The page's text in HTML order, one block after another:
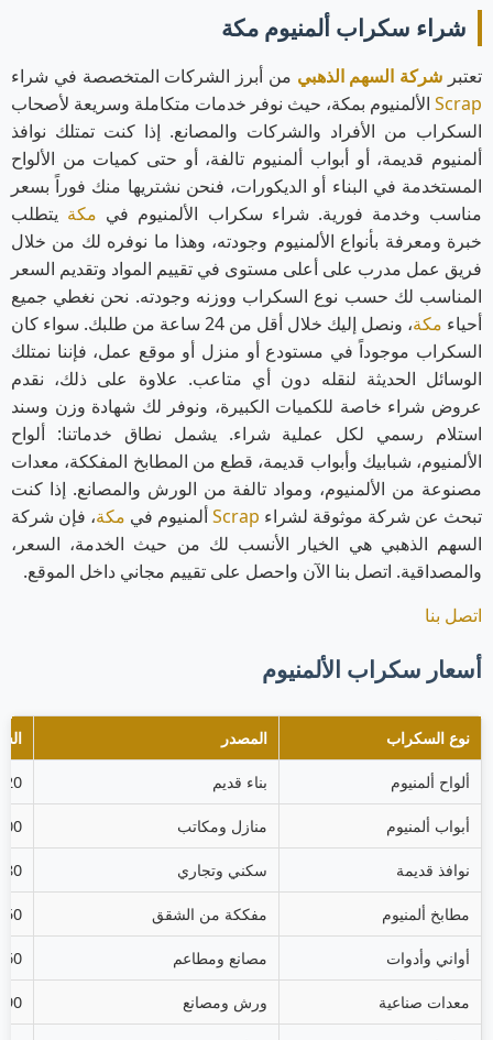
شراء سكراب ألمنيوم مكة
تعتبر شركة السهم الذهبي من أبرز الشركات المتخصصة في شراء
Scrap الألمنيوم بمكة، حيث نوفر خدمات متكاملة وسريعة لأصحاب
السكراب من الأفراد والشركات والمصانع. إذا كنت تمتلك نوافذ
ألمنيوم قديمة، أو أبواب ألمنيوم تالفة، أو حتى كميات من الألواح
المستخدمة في البناء أو الديكورات، فنحن نشتريها منك فوراً بسعر
مناسب وخدمة فورية. شراء سكراب الألمنيوم في مكة يتطلب
خبرة ومعرفة بأنواع الألمنيوم وجودته، وهذا ما نوفره لك من خلال
فريق عمل مدرب على أعلى مستوى في تقييم المواد وتقديم السعر
المناسب لك حسب نوع السكراب ووزنه وجودته. نحن نغطي جميع
أحياء مكة
، ونصل إليك خلال أقل من 24 ساعة من طلبك. سواء كان
السكراب موجوداً في مستودع أو منزل أو موقع عمل، فإننا نمتلك
الوسائل الحديثة لنقله دون أي متاعب. علاوة على ذلك، نقدم
عروض شراء خاصة للكميات الكبيرة، ونوفر لك شهادة وزن وسند
استلام رسمي لكل عملية شراء. يشمل نطاق خدماتنا: ألواح
الألمنيوم، شبابيك وأبواب قديمة، قطع من المطابخ المفككة، معدات
مصنوعة من الألمنيوم، ومواد تالفة من الورش والمصانع. إذا كنت
تبحث عن شركة موثوقة لشراء Scrapألمنيوم في مكة، فإن شركة
السهم الذهبي هي الخيار الأنسب لك من حيث الخدمة، السعر،
والمصداقية. اتصل بنا الآن واحصل على تقييم مجاني داخل الموقع.
اتصل بنا
أسعار سكراب الألمنيوم
نوع السكراب المصدر
ألواح ألمنيوم بناء قديم 4.20
أبواب ألمنيوم منازل ومكاتب 4.00
نوافذ قديمة سكني وتجاري 3.80
مطابخ ألمنيوم مفككة من الشقق 3.50
أواني وأدوات مصانع ومطاعم 3.60
معدات صناعية ورش ومصانع 3.90